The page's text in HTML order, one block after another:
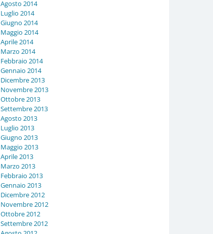
Agosto 2014
Luglio 2014
Giugno 2014
Maggio 2014
Aprile 2014
Marzo 2014
Febbraio 2014
Gennaio 2014
Dicembre 2013
Novembre 2013
Ottobre 2013
Settembre 2013
Agosto 2013
Luglio 2013
Giugno 2013
Maggio 2013
Aprile 2013
Marzo 2013
Febbraio 2013
Gennaio 2013
Dicembre 2012
Novembre 2012
Ottobre 2012
Settembre 2012